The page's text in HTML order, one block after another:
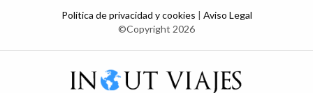
Política de privacidad y cookies | Aviso Legal
©Copyright 2026